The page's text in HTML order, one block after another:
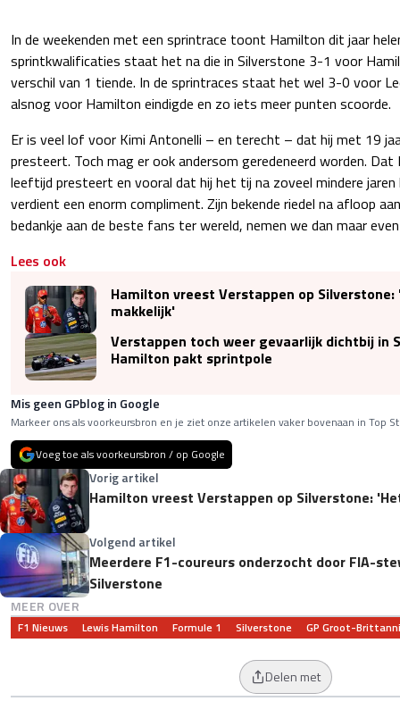
In de weekenden met een sprintrace toont Hamilton dit jaar
sprintkwalificaties staat het na die in Silverstone 3-1 voor
verschil van 1 tiende. In de sprintraces staat het wel 3-0 voor
alsnog voor Hamilton eindigde en zo iets meer punten scoorde.
Er is veel lof voor Kimi Antonelli – en terecht – dat hij met 19
presteert. Toch mag er ook andersom geredeneerd worden.
leeftijd presteert en vooral dat hij het tij na zoveel mindere
verdient een enorm compliment. Zijn bekende riedel na afloop
bedankje aan de beste fans ter wereld, nemen we dan maar
Lees ook
Hamilton vreest Verstappen op
makkelijk'
Verstappen toch weer gevaarlijk dichtbij in
Hamilton pakt sprintpole
Mis geen GPblog in Google
Markeer ons als voorkeursbron en je ziet onze artikelen vaker bovenaan in Top
Voeg toe als voorkeursbron / op Google
Vorig artikel
Hamilton vreest Verstappen op Silverstone:
Volgend artikel
Meerdere F1-coureurs onderzocht door FIA-
Silverstone
MEER OVER
F1 Nieuws Lewis Hamilton Formule 1 Silverstone GP Groot-
Delen met